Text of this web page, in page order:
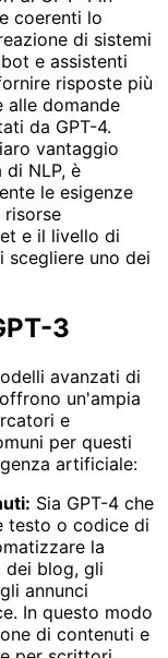
coerenti lo
di sistemi
e assistenti
risposte più
alle domande
da GPT-4.
vantaggio
NLP, è
le esigenze
e il livello di
scegliere uno dei
3
avanzati di
un'ampia
e
per questi
artificiale:
Sia GPT-4 che
testo o codice di
la
dei blog, gli
annunci
In questo modo
di contenuti e